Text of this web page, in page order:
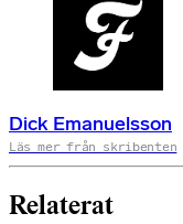
Dick Emanuelsson
Läs mer från skribenten
Relaterat